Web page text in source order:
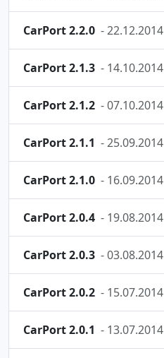
CarPort 2.2.0 - 22.12.2014
CarPort 2.1.3 - 14.10.2014
CarPort 2.1.2 - 07.10.2014
CarPort 2.1.1 - 25.09.2014
CarPort 2.1.0 - 16.09.2014
CarPort 2.0.4 - 19.08.2014
CarPort 2.0.3 - 03.08.2014
CarPort 2.0.2 - 15.07.2014
CarPort 2.0.1 - 13.07.2014